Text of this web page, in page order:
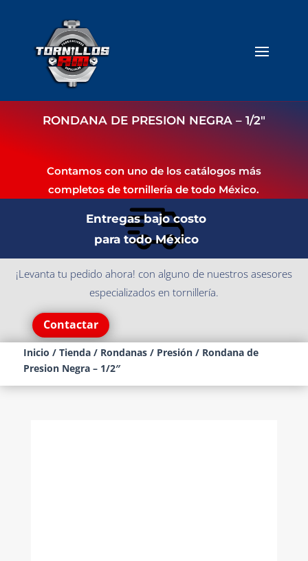
RONDANA DE PRESION NEGRA – 1/2″
Contamos con uno de los catálogos más
completos de tornillería de todo México.
Entregas bajo costo
para todo México
¡Levanta tu pedido ahora! con alguno de nuestros asesores
especializados en tornillería.
Contactar
Inicio / Tienda/ Rondanas/ Presión/ Rondana de
Presion Negra – 1/2″